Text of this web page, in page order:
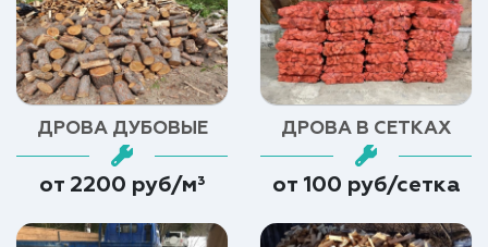
ДРОВА ДУБОВЫЕ
от 2200 руб/м³
ДРОВА В СЕТКАХ
от 100 руб/сетка